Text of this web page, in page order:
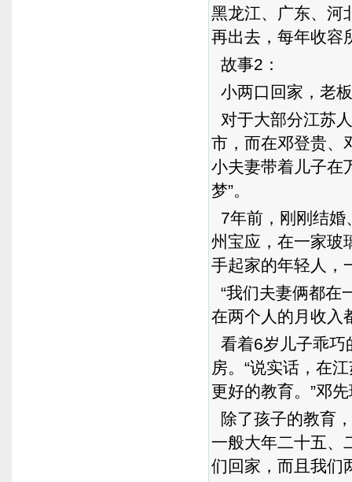
黑龙江、广东、河
再出去，每年收容
故事2：
小两口回家，老
对于大部分江苏
市，而在邓登贵、
小夫妻带着儿子在
梦”。
7年前，刚刚结婚
州宝应，在一家玻
手起家的年轻人，
“我们夫妻俩都在
在两个人的月收入
看着6岁儿子乖巧
房。“说实话，在
更好的教育。”邓
除了孩子的教育
一般大年二十五、
们回家，而且我们